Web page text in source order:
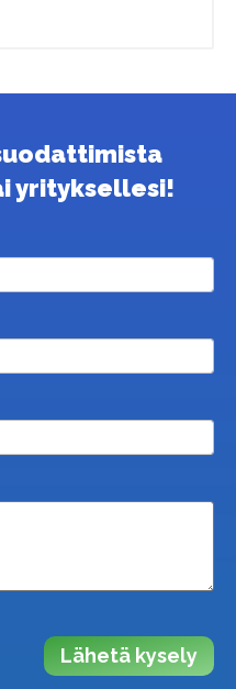
yrityksellesi!
Lähetä kysely